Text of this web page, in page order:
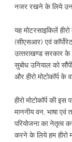
नजर रखने के लिये
यह मोटरसाइकिलें हीरो
(सीएसआर) एवं
उत्‍तराखण्‍ड सरकार के
सुबोध उनियाल को
और हीरो मोटोकॉर्प के
हीरो मोटोकॉर्प की
माननीय वन, भाषा एवं
परियोजना का नेतृत्‍व
करने के लिये हम हीरो